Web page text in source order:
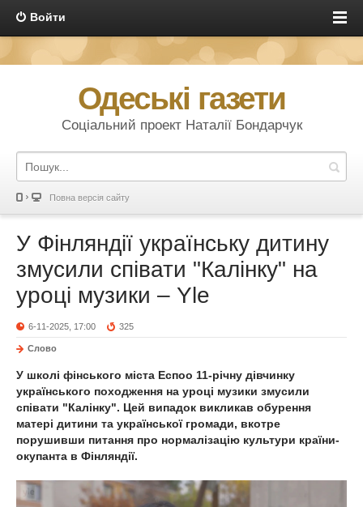
Войти
Одеські газети
Соціальний проект Наталії Бондарчук
Повна версія сайту
У Фінляндії українську дитину
змусили співати "Калінку" на
уроці музики – Yle
6-11-2025, 17:00 325
Слово
У школі фінського міста Еспоо 11-річну дівчинку
українського походження на уроці музики змусили
співати "Калінку". Цей випадок викликав обурення
матері дитини та української громади, вкотре
порушивши питання про нормалізацію культури країни-
окупанта в Фінляндії.